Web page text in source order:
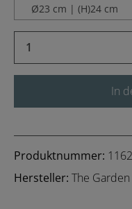
Ø23 cm | (H)24 cm
Produkt
In
Produktnummer:
Hersteller: The